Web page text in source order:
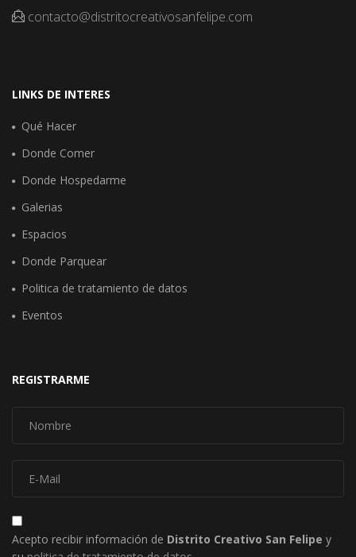
contacto@distritocreativosanfelipe.com
LINKS DE INTERES
Qué Hacer
Donde Comer
Donde Hospedarme
Galerias
Espacios
Donde Parquear
Politica de tratamiento de datos
Eventos
REGISTRARME
Acepto recibir información de Distrito Creativo San Felipe y